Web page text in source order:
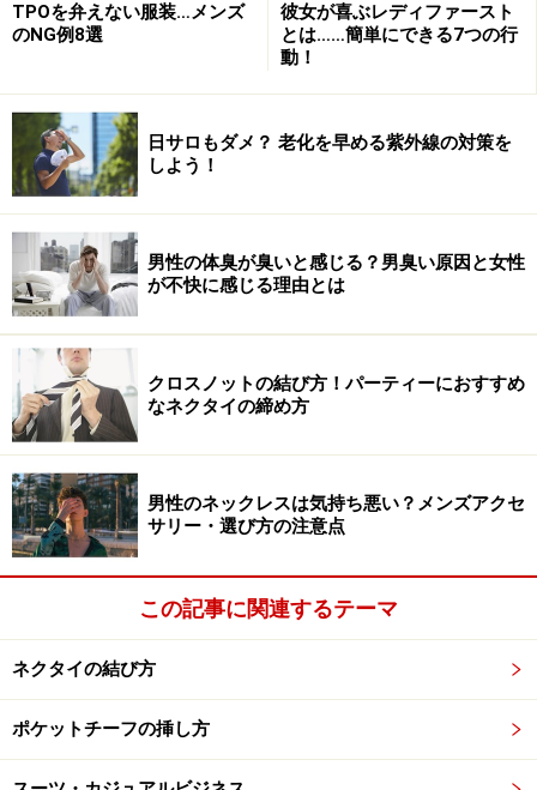
熟練した靴職人による手仕事の証。それがスキンステッチ
だ。参考商品。
またＵチップの場合、フロントの処理にもこだわりた
い。九分仕立てや手仕事が多い高級靴には、
ッチと呼ばれるディテールを見ることができる。
熟練した腕のいい職人にしかできない技だ。このような
細かなところにこだわるのも、できる男への近道であ
る。
けっしてスネ毛は見せない
以前、スケスケのナイロン靴下がオジサンくさいとOLか
ら言われていたが、いまではスネ毛がチラッとでも見え
で、どうすればいいかというとロングホーズと呼ばれる
TPOを弁えない服装…メンズ
のNG例8選
彼女が喜ぶレディファースト
とは……簡単にできる7つの行
動！
日サロもダメ？ 老化を早める紫外線の対策を
しよう！
男性の体臭が臭いと感じる？男臭い原因と女性
が不快に感じる理由とは
クロスノットの結び方！パーティーにおすすめ
なネクタイの締め方
男性のネックレスは気持ち悪い？メンズアクセ
サリー・選び方の注意点
この記事に関連するテーマ
ネクタイの結び方
ポケットチーフの挿し方